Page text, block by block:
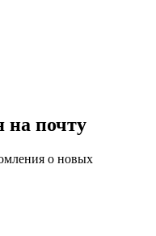
на почту
о новых